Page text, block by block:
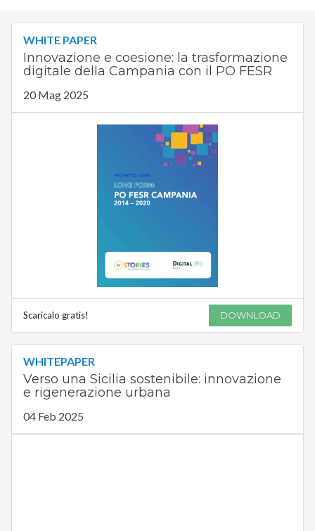
WHITE PAPER
Innovazione e coesione: la trasformazione
digitale della Campania con il PO FESR
20 Mag 2025
Scaricalo gratis! DOWNLOAD
WHITEPAPER
Verso una Sicilia sostenibile: innovazione
e rigenerazione urbana
04 Feb 2025